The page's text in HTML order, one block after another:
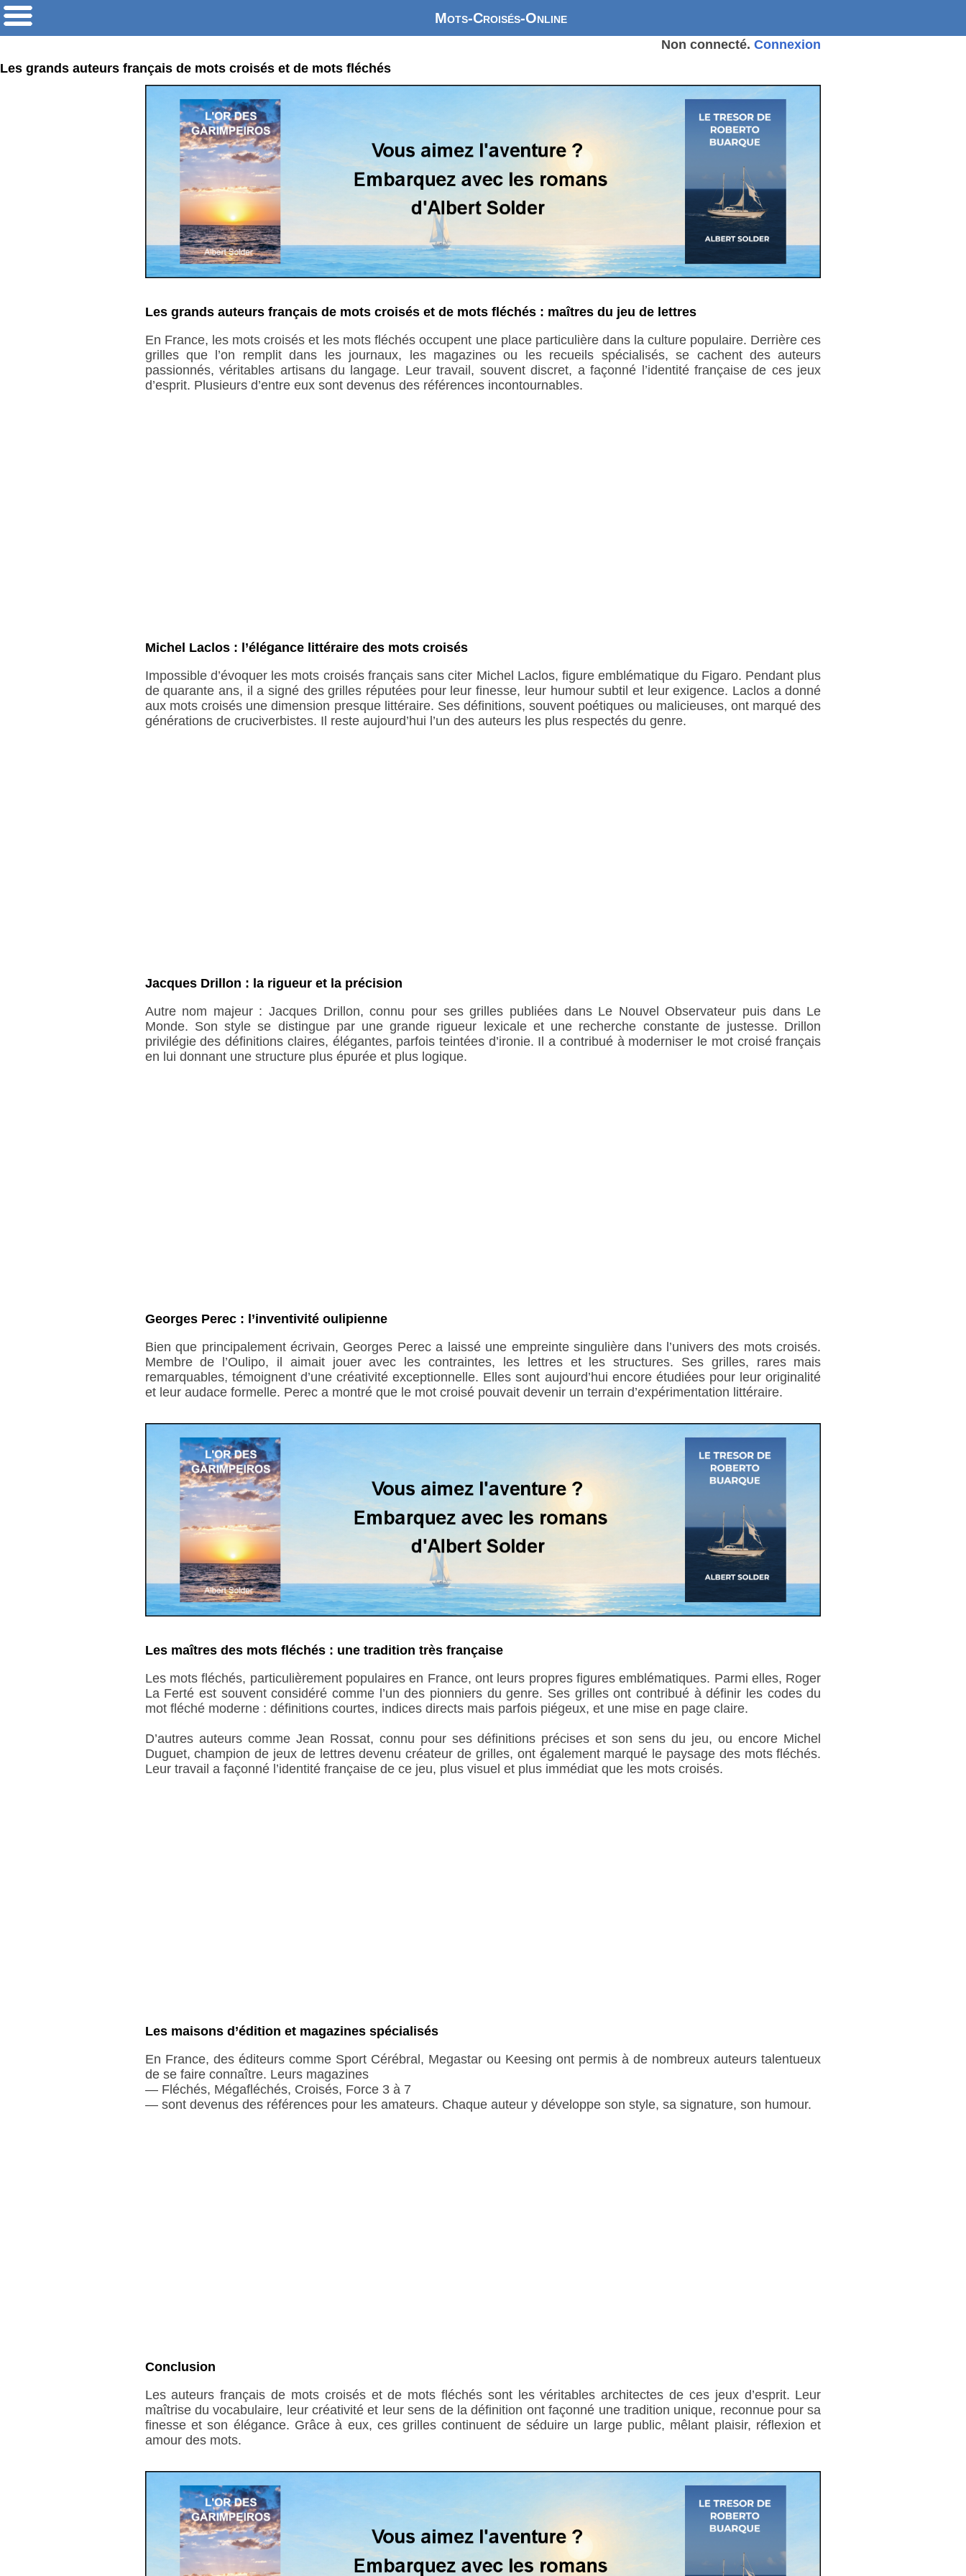
Mots-Croisés-Online
Non connecté.Connexion
Les grands auteurs français de mots croisés et de mots fléchés
Les grands auteurs français de mots croisés et de mots fléchés : maîtres du jeu de lettres
En France, les mots croisés et les mots fléchés occupent une place particulière dans la culture populaire. Derrière ces
grilles que l’on remplit dans les journaux, les magazines ou les recueils spécialisés, se cachent des auteurs
passionnés, véritables artisans du langage. Leur travail, souvent discret, a façonné l’identité française de ces jeux
d’esprit. Plusieurs d’entre eux sont devenus des références incontournables.
Michel Laclos : l’élégance littéraire des mots croisés
Impossible d’évoquer les mots croisés français sans citer Michel Laclos, figure emblématique du Figaro. Pendant plus
de quarante ans, il a signé des grilles réputées pour leur finesse, leur humour subtil et leur exigence. Laclos a donné
aux mots croisés une dimension presque littéraire. Ses définitions, souvent poétiques ou malicieuses, ont marqué des
générations de cruciverbistes. Il reste aujourd’hui l’un des auteurs les plus respectés du genre.
Jacques Drillon : la rigueur et la précision
Autre nom majeur : Jacques Drillon, connu pour ses grilles publiées dans Le Nouvel Observateur puis dans Le
Monde. Son style se distingue par une grande rigueur lexicale et une recherche constante de justesse. Drillon
privilégie des définitions claires, élégantes, parfois teintées d’ironie. Il a contribué à moderniser le mot croisé français
en lui donnant une structure plus épurée et plus logique.
Georges Perec : l’inventivité oulipienne
Bien que principalement écrivain, Georges Perec a laissé une empreinte singulière dans l’univers des mots croisés.
Membre de l’Oulipo, il aimait jouer avec les contraintes, les lettres et les structures. Ses grilles, rares mais
remarquables, témoignent d’une créativité exceptionnelle. Elles sont aujourd’hui encore étudiées pour leur originalité
et leur audace formelle. Perec a montré que le mot croisé pouvait devenir un terrain d’expérimentation littéraire.
Les maîtres des mots fléchés : une tradition très française
Les mots fléchés, particulièrement populaires en France, ont leurs propres figures emblématiques. Parmi elles, Roger
La Ferté est souvent considéré comme l’un des pionniers du genre. Ses grilles ont contribué à définir les codes du
mot fléché moderne : définitions courtes, indices directs mais parfois piégeux, et une mise en page claire.
D’autres auteurs comme Jean Rossat, connu pour ses définitions précises et son sens du jeu, ou encore Michel
Duguet, champion de jeux de lettres devenu créateur de grilles, ont également marqué le paysage des mots fléchés.
Leur travail a façonné l’identité française de ce jeu, plus visuel et plus immédiat que les mots croisés.
Les maisons d’édition et magazines spécialisés
En France, des éditeurs comme Sport Cérébral, Megastar ou Keesing ont permis à de nombreux auteurs talentueux
de se faire connaître. Leurs magazines
— Fléchés, Mégafléchés, Croisés, Force 3 à 7
— sont devenus des références pour les amateurs. Chaque auteur y développe son style, sa signature, son humour.
Conclusion
Les auteurs français de mots croisés et de mots fléchés sont les véritables architectes de ces jeux d’esprit. Leur
maîtrise du vocabulaire, leur créativité et leur sens de la définition ont façonné une tradition unique, reconnue pour sa
finesse et son élégance. Grâce à eux, ces grilles continuent de séduire un large public, mêlant plaisir, réflexion et
amour des mots.